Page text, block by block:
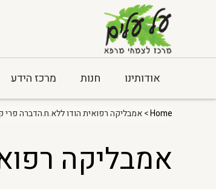
אודותינו חנות מרכז הידע
Home> אמבליקה רפואית הודו ללא.ח.הדברה פרי קצוץ
אמבליקה